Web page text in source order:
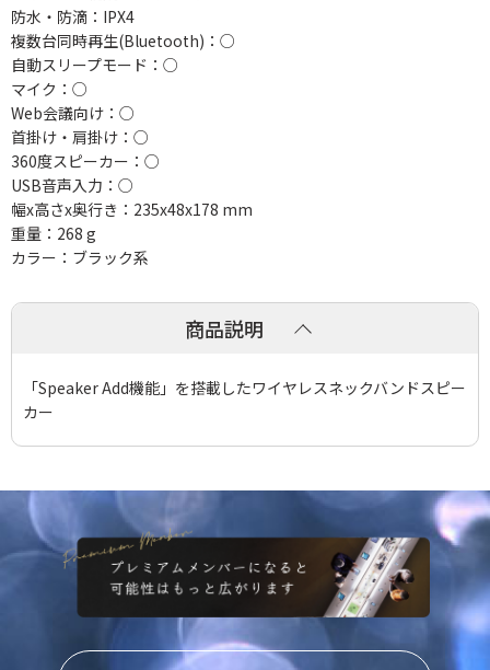
防水・防滴：IPX4
複数台同時再生(Bluetooth)：○
自動スリープモード：○
マイク：○
Web会議向け：○
首掛け・肩掛け：○
360度スピーカー：○
USB音声入力：○
幅x高さx奥行き：235x48x178 mm
重量：268 g
カラー：ブラック系
商品説明
「Speaker Add機能」を搭載したワイヤレスネックバンドスピー
カー